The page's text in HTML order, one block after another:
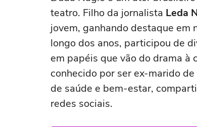
teatro. Filho da jornalista Leda
jovem, ganhando destaque em
longo dos anos, participou de
em papéis que vão do drama
conhecido por ser ex-marido de
de saúde e bem-estar,
redes sociais.